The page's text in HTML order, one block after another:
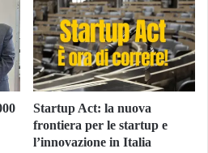
Startup Act: la nuova
frontiera per le startup e
l’innovazione in Italia